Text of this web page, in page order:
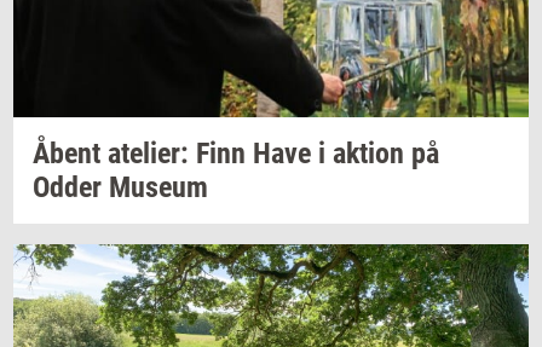
Åbent ate­li­er: Finn Have i ak­tion på
Odder Mu­se­um